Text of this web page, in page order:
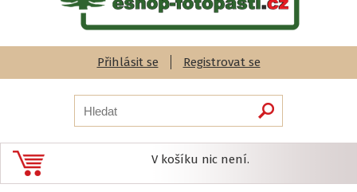
Přihlásit se Registrovat se
V košíku nic není.